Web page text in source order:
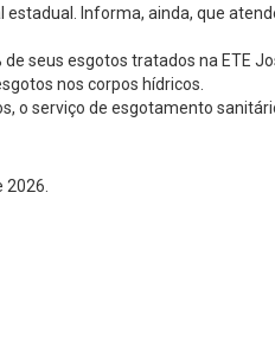
Informa, ainda, que
seus esgotos tratados na ETE
nos corpos hídricos.
o serviço de esgotamento